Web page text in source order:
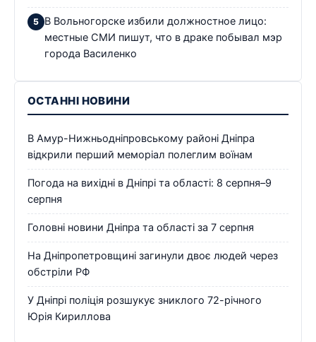
В Вольногорске избили должностное лицо:
местные СМИ пишут, что в драке побывал мэр
города Василенко
ОСТАННІ НОВИНИ
В Амур-Нижньодніпровському районі Дніпра
відкрили перший меморіал полеглим воїнам
Погода на вихідні в Дніпрі та області: 8 серпня–9
серпня
Головні новини Дніпра та області за 7 серпня
На Дніпропетровщині загинули двоє людей через
обстріли РФ
У Дніпрі поліція розшукує зниклого 72-річного
Юрія Кириллова